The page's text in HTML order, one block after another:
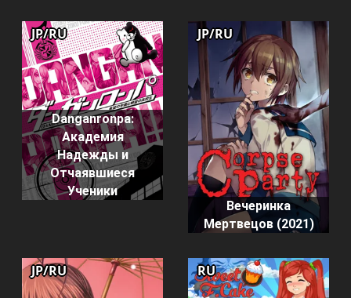
Danganronpa:
Академия
Надежды и
Отчаявшиеся
Ученики
JP/RU
Вечеринка
Мертвецов (2021)
JP/RU
JP/RU RU